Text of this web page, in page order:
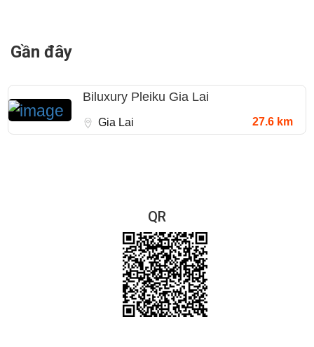
Gần đây
Biluxury Pleiku Gia Lai
Gia Lai 27.6 km
QR